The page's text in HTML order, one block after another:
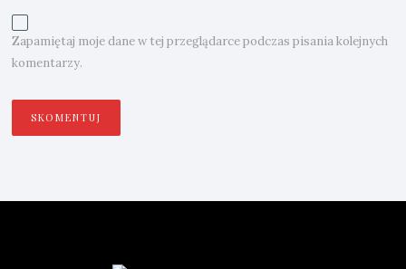
Zapamiętaj moje dane w tej przeglądarce podczas pisania kolejnych
komentarzy.